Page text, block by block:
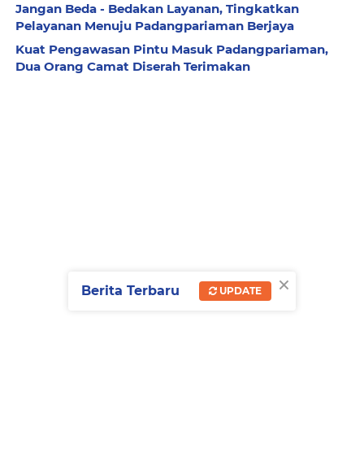
Jangan Beda - Bedakan Layanan, Tingkatkan
Pelayanan Menuju Padangpariaman Berjaya
Kuat Pengawasan Pintu Masuk Padangpariaman,
Dua Orang Camat Diserah Terimakan
×
Berita Terbaru UPDATE